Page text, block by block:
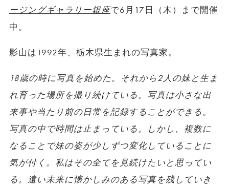
ージングギャラリー銀座で6月17日（木）まで開催
中。
影山は1992年、栃木県生まれの写真家。
18歳の時に写真を始めた。それから2人の妹と生ま
れ育った場所を撮り続けている。写真は小さな出
来事や当たり前の日常を記録することができる。
写真の中で時間は止まっている。しかし、複数に
なることで妹の姿が少しずつ変化していることに
気が付く。私はその全てを見続けたいと思ってい
る。遠い未来に懐かしみのある写真を残していき